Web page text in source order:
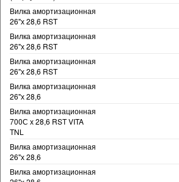
Вилка амортизационная
26"х 28,6 RST
Вилка амортизационная
26"х 28,6 RST
Вилка амортизационная
26"х 28,6 RST
Вилка амортизационная
26"х 28,6
Вилка амортизационная
700С х 28,6 RST VITA
TNL
Вилка амортизационная
26"х 28,6
Вилка амортизационная